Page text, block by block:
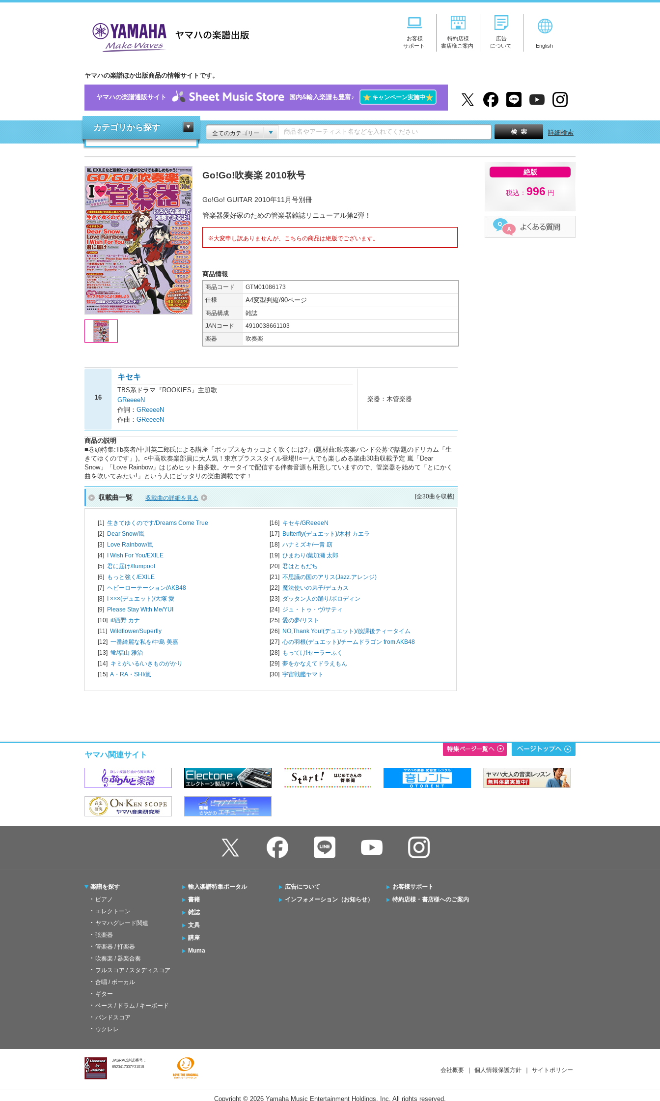
お客様
サポート
特約店様
書店様ご案内
広告
について
English
ヤマハの楽譜ほか出版商品の情報サイトです。
ヤマハの楽譜通販サイト 国内&輸入楽譜も豊富♪ ★キャンペーン実施中★
カテゴリから探す
全てのカテゴリー 詳細検索
Go!Go!吹奏楽 2010秋号
Go!Go! GUITAR 2010年11月号別冊
管楽器愛好家のための管楽器雑誌リニューアル第2弾！
※大変申し訳ありませんが、こちらの商品は絶版でございます。
商品情報
商品コード
GTM01086173
仕様
A4変型判縦/90ページ
商品構成
雑誌
JANコード
4910038661103
楽器
吹奏楽
16
キセキ
TBS系ドラマ『ROOKIES』主題歌
GReeeeN
作詞： GReeeeN
作曲： GReeeeN
楽器：木管楽器
商品の説明
■巻頭特集:Tb奏者/中川英二郎氏による講座「ポップスをカッコよく吹くには?」(題材曲:吹奏楽バンド公募で話題のドリカム「生
きてゆくのです」)。○中高吹奏楽部員に大人気！東京ブラススタイル登場!!○一人でも楽しめる楽曲30曲収載予定 嵐「Dear
Snow」「Love Rainbow」はじめヒット曲多数。ケータイで配信する伴奏音源も用意していますので、管楽器を始めて「とにかく
曲を吹いてみたい!」という人にピッタリの楽曲満載です！
収載曲一覧 収載曲の詳細を見る [全30曲を収載]
[1] 生きてゆくのです/Dreams Come True
[2] Dear Snow/嵐
[3] Love Rainbow/嵐
[4] I Wish For You/EXILE
[5] 君に届け/flumpool
[6] もっと強く/EXILE
[7] ヘビーローテーション/AKB48
[8] I ×××(デュエット)/大塚 愛
[9] Please Stay With Me/YUI
[10] if/西野 カナ
[11] Wildflower/Superfly
[12] 一番綺麗な私を/中島 美嘉
[13] 蛍/福山 雅治
[14] キミがいる/いきものがかり
[15] A・RA・SHI/嵐
[16] キセキ/GReeeeN
[17] Butterfly(デュエット)/木村 カエラ
[18] ハナミズキ/一青 窈
[19] ひまわり/葉加瀬 太郎
[20] 君はともだち
[21] 不思議の国のアリス(Jazz.アレンジ)
[22] 魔法使いの弟子/デュカス
[23] ダッタン人の踊り/ボロディン
[24] ジュ・トゥ・ヴ/サティ
[25] 愛の夢/リスト
[26] NO,Thank You!(デュエット)/放課後ティータイム
[27] 心の羽根(デュエット)/チームドラゴン from AKB48
[28] もってけ!セーラーふく
[29] 夢をかなえてドラえもん
[30] 宇宙戦艦ヤマト
絶版
税込： 996 円
ヤマハ関連サイト
楽譜を探す
ピアノ
エレクトーン
ヤマハグレード関連
弦楽器
管楽器 / 打楽器
吹奏楽 / 器楽合奏
フルスコア / スタディスコア
合唱 / ボーカル
ギター
ベース / ドラム / キーボード
バンドスコア
ウクレレ
輸入楽譜特集ポータル
書籍
雑誌
文具
講座
Muma
広告について
インフォメーション（お知らせ）
お客様サポート
特約店様・書店様へのご案内
JASRAC許諾番号：
6523417007Y31018
会社概要 ｜ 個人情報保護方針 ｜ サイトポリシー
Copyright © 2026 Yamaha Music Entertainment Holdings, Inc. All rights reserved.